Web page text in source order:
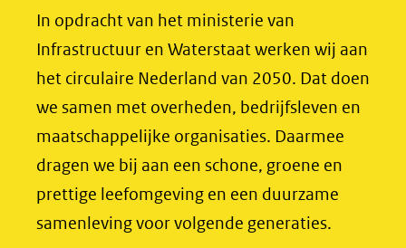
(opent
nieuw
naar
een
andere
website)
(opent
nieuw
naar
een
andere
website)
In opdracht van het ministerie van
Infrastructuur en Waterstaat werken wij aan
het circulaire Nederland van 2050. Dat doen
we samen met overheden, bedrijfsleven en
maatschappelijke organisaties. Daarmee
dragen we bij aan een schone, groene en
prettige leefomgeving en een duurzame
samenleving voor volgende generaties.